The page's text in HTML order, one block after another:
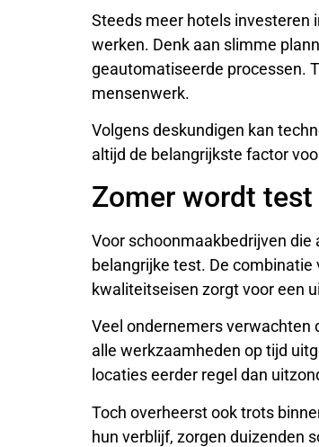
Steeds meer hotels investeren
werken. Denk aan slimme
geautomatiseerde processen.
mensenwerk.
Volgens deskundigen kan
altijd de belangrijkste factor
Zomer wordt
Voor schoonmaakbedrijven
belangrijke test. De
kwaliteitseisen zorgt voor een
Veel ondernemers verwachten
alle werkzaamheden op tijd
locaties eerder regel dan
Toch overheerst ook trots
hun verblijf, zorgen duizenden